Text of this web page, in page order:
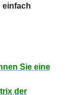
einfach
Sie eine
der